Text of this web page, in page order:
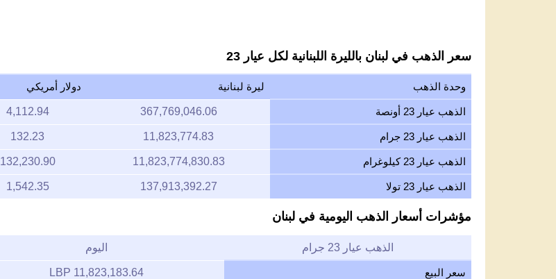
سعر الذهب في لبنان بالليرة اللبنانية لكل عيار 23
وحدة الذهب ليرة لبنانية دولار أمريكي
الذهب عيار 23 أونصة 367,769,046.06
4,112.94
الذهب عيار 23 جرام 11,823,774.83
132.23
الذهب عيار 23 كيلوغرام 11,823,774,830.83
132,230.90
الذهب عيار 23 تولا 137,913,392.27
1,542.35
مؤشرات أسعار الذهب اليومية في لبنان
الذهب عيار 23 جرام اليوم
سعر البيع 11,823,183.64 LBP